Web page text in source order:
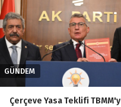
Çerçeve Yasa Teklifi